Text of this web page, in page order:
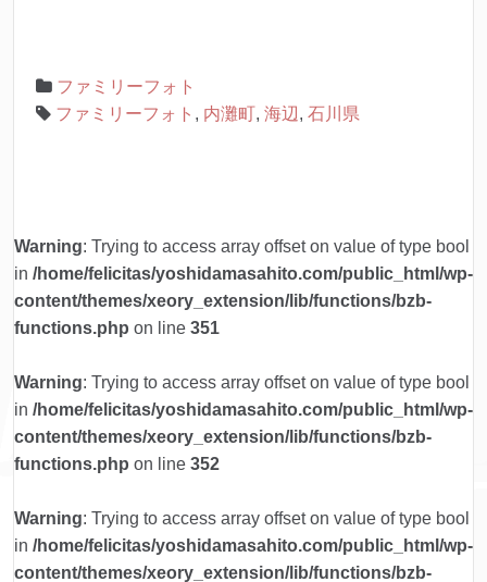
ファミリーフォト
ファミリーフォト , 内灘町 , 海辺, 石川県
Warning: Trying to access array offset on value of type bool
in /home/felicitas/yoshidamasahito.com/public_html/wp-
content/themes/xeory_extension/lib/functions/bzb-
functions.php on line 351
Warning: Trying to access array offset on value of type bool
in /home/felicitas/yoshidamasahito.com/public_html/wp-
content/themes/xeory_extension/lib/functions/bzb-
functions.php on line 352
Warning: Trying to access array offset on value of type bool
in /home/felicitas/yoshidamasahito.com/public_html/wp-
content/themes/xeory_extension/lib/functions/bzb-